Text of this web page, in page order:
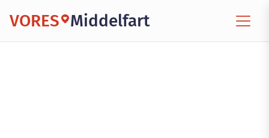
VORES Middelfart